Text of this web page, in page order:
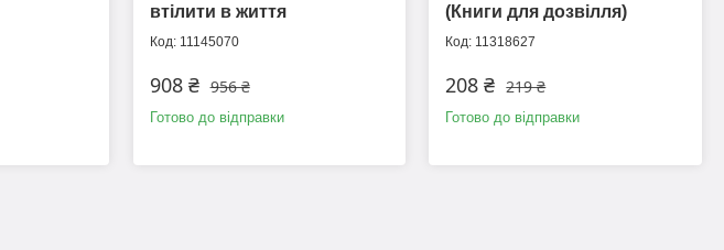
втілити в життя
11145070
956 ₴
908 ₴
Готово до відправки
(Книги для дозвілля)
11318627
219 ₴
208 ₴
Готово до відправки